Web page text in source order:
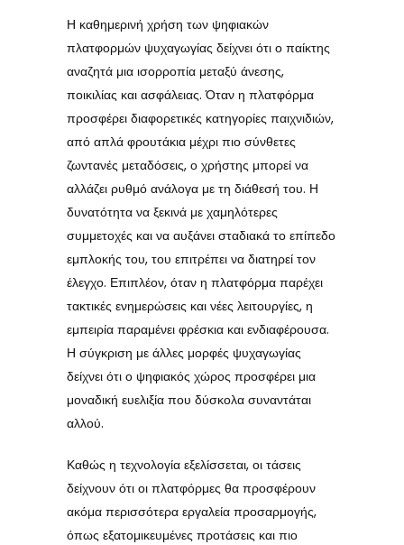
Η καθημερινή χρήση των ψηφιακών
πλατφορμών ψυχαγωγίας δείχνει ότι ο παίκτης
αναζητά μια ισορροπία μεταξύ άνεσης,
ποικιλίας και ασφάλειας. Όταν η πλατφόρμα
προσφέρει διαφορετικές κατηγορίες παιχνιδιών,
από απλά φρουτάκια μέχρι πιο σύνθετες
ζωντανές μεταδόσεις, ο χρήστης μπορεί να
αλλάζει ρυθμό ανάλογα με τη διάθεσή του. Η
δυνατότητα να ξεκινά με χαμηλότερες
συμμετοχές και να αυξάνει σταδιακά το επίπεδο
εμπλοκής του, του επιτρέπει να διατηρεί τον
έλεγχο. Επιπλέον, όταν η πλατφόρμα παρέχει
τακτικές ενημερώσεις και νέες λειτουργίες, η
εμπειρία παραμένει φρέσκια και ενδιαφέρουσα.
Η σύγκριση με άλλες μορφές ψυχαγωγίας
δείχνει ότι ο ψηφιακός χώρος προσφέρει μια
μοναδική ευελιξία που δύσκολα συναντάται
αλλού.
Καθώς η τεχνολογία εξελίσσεται, οι τάσεις
δείχνουν ότι οι πλατφόρμες θα προσφέρουν
ακόμα περισσότερα εργαλεία προσαρμογής,
όπως εξατομικευμένες προτάσεις και πιο